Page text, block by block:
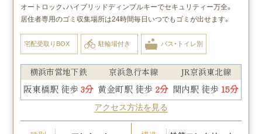
オートロック、ハイブリッドディンプルキーでセキュリティー万全。
居住者専用のゴミ収集場所は24時間毎日いつでもゴミが出せます。
宅配受取りBOX 駐輪場付き バス・トイレ別
横浜市営地下鉄
阪東橋駅 徒歩 3分
京浜急行本線
黄金町駅 徒歩 2分
JR京浜東北線
関内駅 徒歩 15分
アクセス方法を見る